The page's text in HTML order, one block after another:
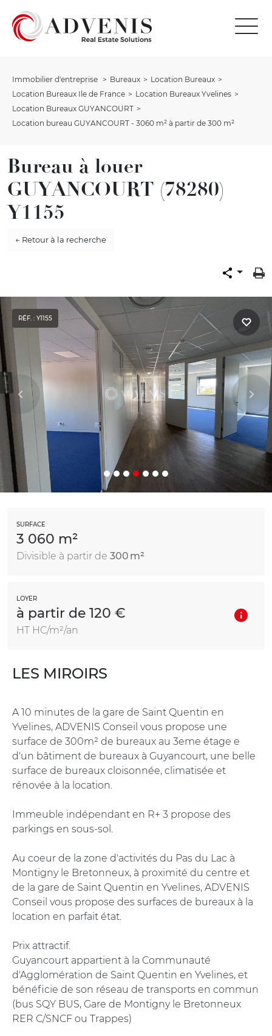
Immobilier d'entreprise Bureaux
Location Bureaux
Location Bureaux Ile de France
Location Bureaux Yvelines
Location Bureaux GUYANCOURT
Location bureau GUYANCOURT - 3060 m² à partir de 300 m²
Bureau à louer
GUYANCOURT (78280)
Y1155
← Retour à la recherche
RÉF. : Y1155
SURFACE
3 060 m²
Divisible à partir de 300 m²
LOYER
à partir de 120 €
HT HC/m²/an
LES MIROIRS
A 10 minutes de la gare de Saint Quentin en
Yvelines, ADVENIS Conseil vous propose une
surface de 300m² de bureaux au 3eme étage e
d'un bâtiment de bureaux à Guyancourt, une belle
surface de bureaux cloisonnée, climatisée et
rénovée à la location.
Immeuble indépendant en R+ 3 propose des
parkings en sous-sol.
Au coeur de la zone d'activités du Pas du Lac à
Montigny le Bretonneux, à proximité du centre et
de la gare de Saint Quentin en Yvelines, ADVENIS
Conseil vous propose des surfaces de bureaux à la
location en parfait état.
Prix attractif.
Guyancourt appartient à la Communauté
d'Agglomération de Saint Quentin en Yvelines, et
bénéficie de son réseau de transports en commun
(bus SQY BUS, Gare de Montigny le Bretonneux
RER C/SNCF ou Trappes)